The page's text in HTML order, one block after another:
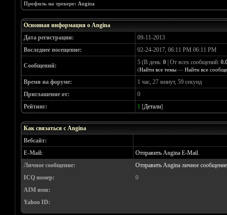
Профиль на трекере: Angina
Основная информация о Angina
Дата регистрации:
09-11-2013
Воследнее посещение:
02-24-2017, 06:11 PM 06:11 PM
Сообщений: 5 (В день: 0| От всех сообщений:
(Найти все темы— Найти все
Время на форуме:
1 час, 27 минут, 59 секунд
Приглашение от:
0
Рейтинг:
1 [Детали]
Как связаться с Angina
Вебсайт:
E-Mail:
Отправить Angina E-Mail.
Личное сообщение:
Отправить Angina личное
ICQ номер:
0
AIM имя:
Yahoo ID: